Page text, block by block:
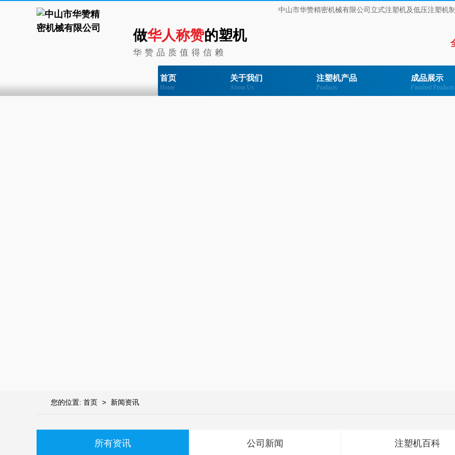
中山市华赞精密机械有限公司立式注塑机及低压注塑机
做华人称赞的塑机
华赞品质值得信赖
首页
Home
关于我们
About Us
注塑机产品
Praducts
成品展示
Finished Products
您的位置: 首页 > 新闻资讯
所有资讯 公司新闻 注塑机百科